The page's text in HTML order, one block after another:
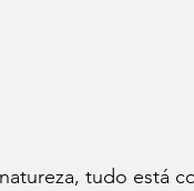
tudo está